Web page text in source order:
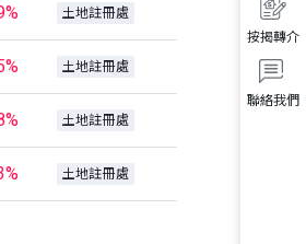
聯絡我們
按揭轉介
土地註冊處
土地註冊處
土地註冊處
土地註冊處